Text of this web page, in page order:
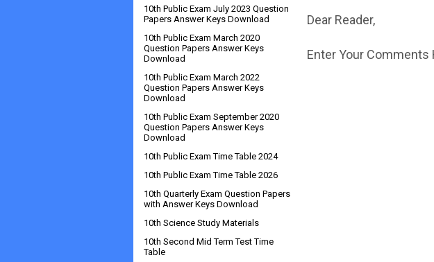
Dear Reader,
Enter Your Comments
10th Public Exam July 2023 Question
Papers Answer Keys Download
10th Public Exam March 2020
Question Papers Answer Keys
Download
10th Public Exam March 2022
Question Papers Answer Keys
Download
10th Public Exam September 2020
Question Papers Answer Keys
Download
10th Public Exam Time Table 2024
10th Public Exam Time Table 2026
10th Quarterly Exam Question Papers
with Answer Keys Download
10th Science Study Materials
10th Second Mid Term Test Time
Table